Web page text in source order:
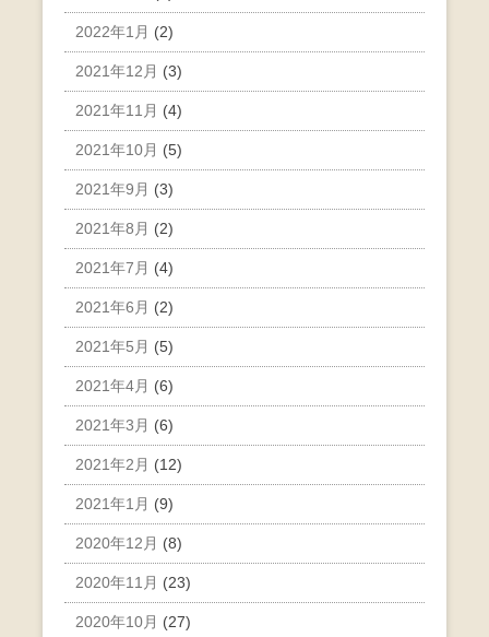
2022年1月 (2)
2021年12月 (3)
2021年11月 (4)
2021年10月 (5)
2021年9月 (3)
2021年8月 (2)
2021年7月 (4)
2021年6月 (2)
2021年5月 (5)
2021年4月 (6)
2021年3月 (6)
2021年2月 (12)
2021年1月 (9)
2020年12月 (8)
2020年11月 (23)
2020年10月 (27)